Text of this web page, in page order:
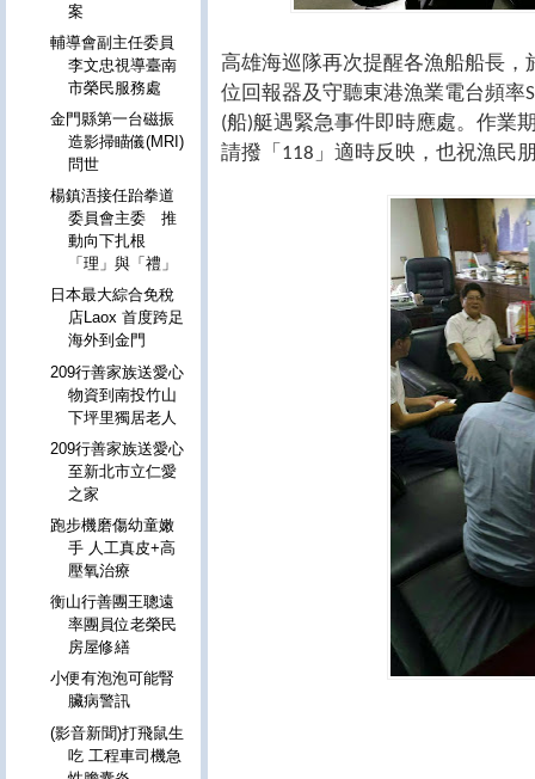
高雄海巡隊再次提醒各漁船船長
位回報器及守聽東港漁業電台頻率
(船)艇遇緊急事件即時應處。作業
請撥「118 」適時反映，也祝漁民
案
輔導會副主任委員
李文忠視導臺南
市榮民服務處
金門縣第一台磁振
造影掃瞄儀(MRI)
問世
楊鎮浯接任跆拳道
委員會主委 推
動向下扎根
「理」與「禮」
日本最大綜合免稅
店Laox 首度跨足
海外到金門
209行善家族送愛心
物資到南投竹山
下坪里獨居老人
209行善家族送愛心
至新北市立仁愛
之家
跑步機磨傷幼童嫩
手 人工真皮+高
壓氧治療
衡山行善團王聰遠
率團員位老榮民
房屋修繕
小便有泡泡可能腎
臟病警訊
(影音新聞)打飛鼠生
吃 工程車司機急